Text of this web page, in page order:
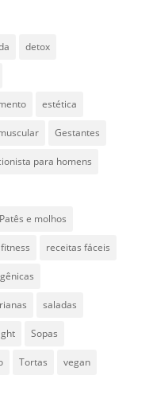
detox
estética
Gestantes
para homens
Patês e molhos
receitas fáceis
saladas
Sopas
Tortas vegan